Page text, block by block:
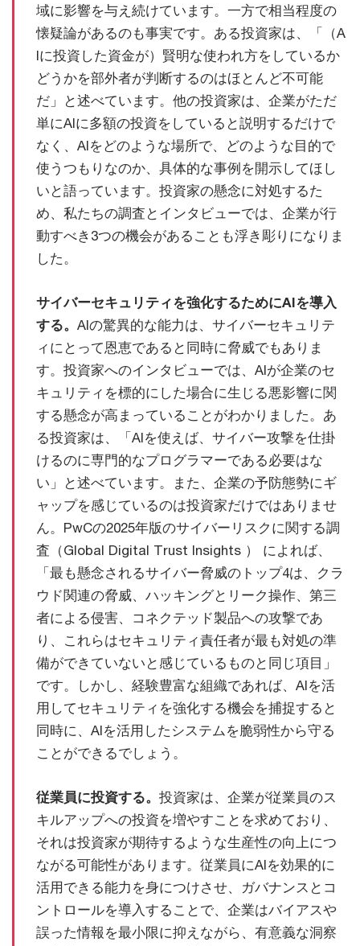
域に影響を与え続けています。一方で相当程度の
懐疑論があるのも事実です。ある投資家は、「（A
Iに投資した資金が）賢明な使われ方をしているか
どうかを部外者が判断するのはほとんど不可能
だ」と述べています。他の投資家は、企業がただ
単にAIに多額の投資をしていると説明するだけで
なく、AIをどのような場所で、どのような目的で
使うつもりなのか、具体的な事例を開示してほし
いと語っています。投資家の懸念に対処するた
め、私たちの調査とインタビューでは、企業が行
動すべき3つの機会があることも浮き彫りになりま
した。
サイバーセキュリティを強化するためにAIを導入
する。 AIの驚異的な能力は、サイバーセキュリテ
ィにとって恩恵であると同時に脅威でもありま
す。投資家へのインタビューでは、AIが企業のセ
キュリティを標的にした場合に生じる悪影響に関
する懸念が高まっていることがわかりました。あ
る投資家は、「AIを使えば、サイバー攻撃を仕掛
けるのに専門的なプログラマーである必要はな
い」と述べています。また、企業の予防態勢にギ
ャップを感じているのは投資家だけではありませ
ん。PwCの2025年版のサイバーリスクに関する調
査（Global Digital Trust Insights ） によれば、
「最も懸念されるサイバー脅威のトップ4は、クラ
ウド関連の脅威、ハッキングとリーク操作、第三
者による侵害、コネクテッド製品への攻撃であ
り、これらはセキュリティ責任者が最も対処の準
備ができていないと感じているものと同じ項目」
です。しかし、経験豊富な組織であれば、AIを活
用してセキュリティを強化する機会を捕捉すると
同時に、AIを活用したシステムを脆弱性から守る
ことができるでしょう。
従業員に投資する。 投資家は、企業が従業員のス
キルアップへの投資を増やすことを求めており、
それは投資家が期待するような生産性の向上につ
ながる可能性があります。従業員にAIを効果的に
活用できる能力を身につけさせ、ガバナンスとコ
ントロールを導入することで、企業はバイアスや
誤った情報を最小限に抑えながら、有意義な洞察